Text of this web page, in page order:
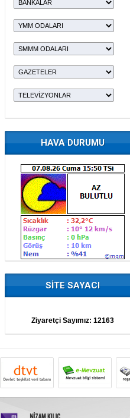
HAVA DURUMU
SİTE SAYACI
Ziyaretçi Sayımız: 12163